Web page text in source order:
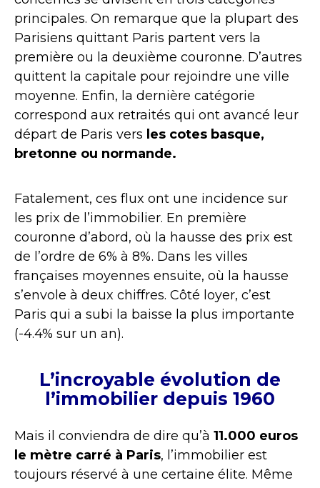
principales. On remarque que la plupart des
Parisiens quittant Paris partent vers la
première ou la deuxième couronne. D’autres
quittent la capitale pour rejoindre une ville
moyenne. Enfin, la dernière catégorie
correspond aux retraités qui ont avancé leur
départ de Paris vers les cotes basque,
bretonne ou normande.
Fatalement, ces flux ont une incidence sur
les prix de l’immobilier. En première
couronne d’abord, où la hausse des prix est
de l’ordre de 6% à 8%. Dans les villes
françaises moyennes ensuite, où la hausse
s’envole à deux chiffres. Côté loyer, c’est
Paris qui a subi la baisse la plus importante
(-4.4% sur un an).
L’incroyable évolution de
l’immobilier depuis 1960
Mais il conviendra de dire qu’à 11.000 euros
le mètre carré à Paris, l’immobilier est
toujours réservé à une certaine élite. Même